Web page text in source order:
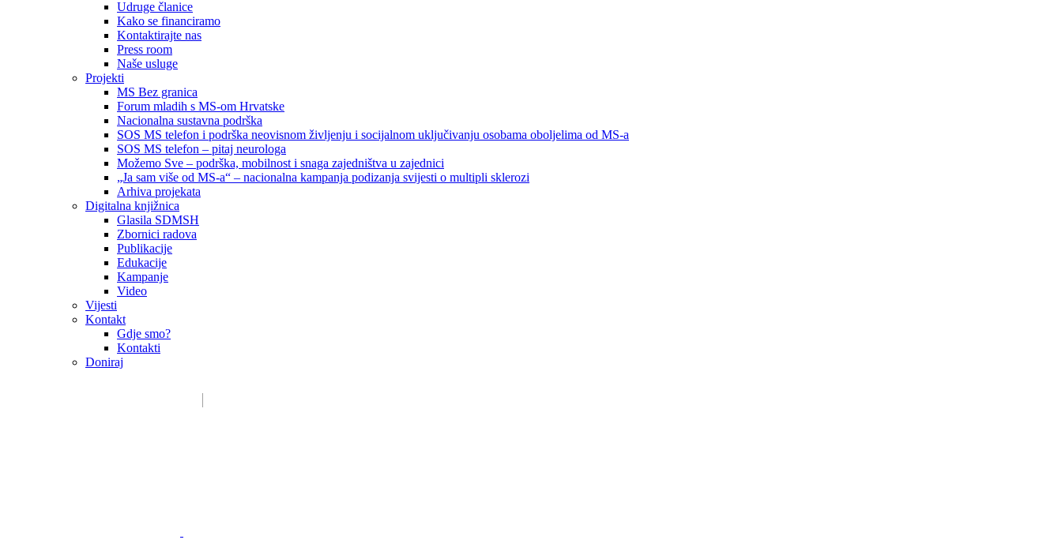
Udruge članice
Kako se financiramo
Kontaktirajte nas
Press room
Naše usluge
Projekti
MS Bez granica
Forum mladih s MS-om Hrvatske
Nacionalna sustavna podrška
SOS MS telefon i podrška neovisnom življenju i socijalnom uključivanju osobama oboljelima od MS-a
SOS MS telefon – pitaj neurologa
Možemo Sve – podrška, mobilnost i snaga zajedništva u zajednici
„Ja sam više od MS-a“ – nacionalna kampanja podizanja svijesti o multipli sklerozi
Arhiva projekata
Digitalna knjižnica
Glasila SDMSH
Zbornici radova
Publikacije
Edukacije
Kampanje
Video
Vijesti
Kontakt
Gdje smo?
Kontakti
Doniraj